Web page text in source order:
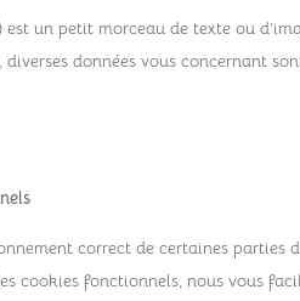
un petit morceau de texte ou
données vous concernant
correct de certaines parties
cookies fonctionnels, nous vous